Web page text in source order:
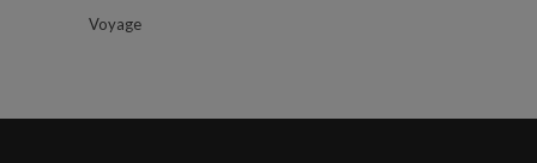
Voyage